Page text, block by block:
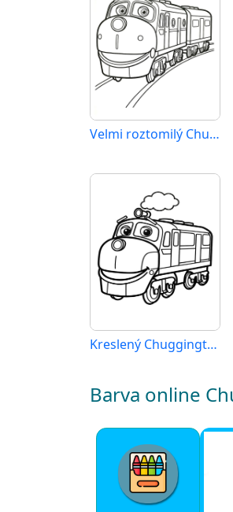
Velmi roztomilý Chuggington
Kreslený Chuggington
Barva online